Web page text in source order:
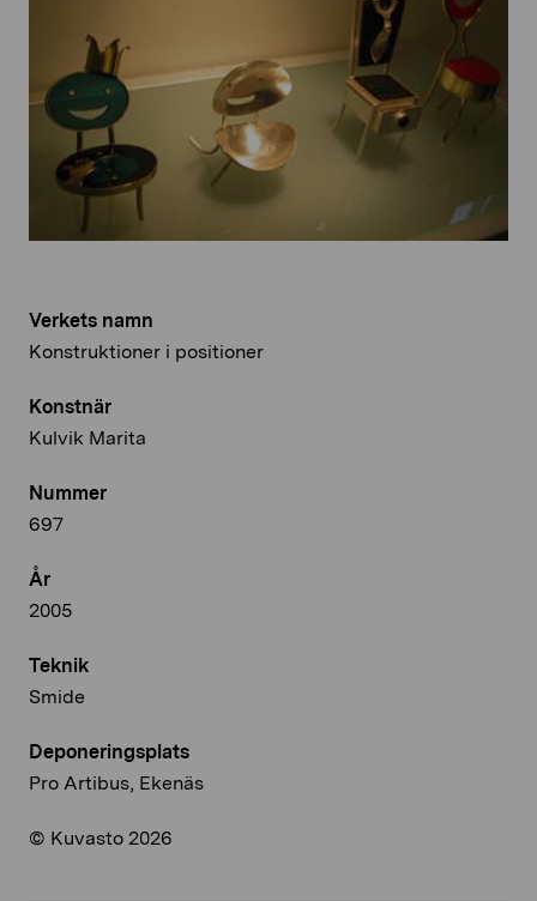
Verkets namn
Konstruktioner i positioner
Konstnär
Kulvik Marita
Nummer
697
År
2005
Teknik
Smide
Deponeringsplats
Pro Artibus, Ekenäs
© Kuvasto 2026